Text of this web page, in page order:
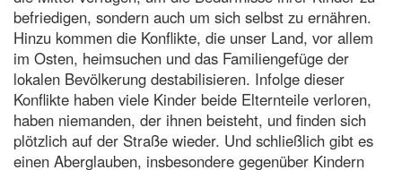
befriedigen, sondern auch um sich selbst zu ernähren.
Hinzu kommen die Konflikte, die unser Land, vor allem
im Osten, heimsuchen und das Familiengefüge der
lokalen Bevölkerung destabilisieren. Infolge dieser
Konflikte haben viele Kinder beide Elternteile verloren,
haben niemanden, der ihnen beisteht, und finden sich
plötzlich auf der Straße wieder. Und schließlich gibt es
einen Aberglauben, insbesondere gegenüber Kindern